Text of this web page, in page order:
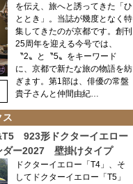
を伝え、旅へと誘ってきた「ひ
ととき」。当誌が幾度となく特
集してきたのが京都です。創刊
25周年を迎える今号では、
〝2〟と〝5〟をキーワード
に、京都で新たな旅の物語を紡
ぎます。第1部は、俳優の常盤
貴子さんと仲間由紀…
ス
923形ドクターイエロー
ダー2027 壁掛けタイプ
ドクターイエロー「T4」、そ
してドクターイエロー「T5」